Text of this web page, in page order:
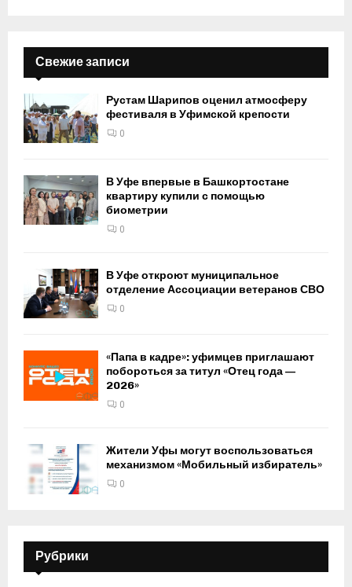
Свежие записи
Рустам Шарипов оценил атмосферу
фестиваля в Уфимской крепости
0
В Уфе впервые в Башкортостане
квартиру купили с помощью
биометрии
0
В Уфе откроют муниципальное
отделение Ассоциации ветеранов СВО
0
«Папа в кадре»: уфимцев приглашают
побороться за титул «Отец года —
2026»
0
Жители Уфы могут воспользоваться
механизмом «Мобильный избиратель»
0
Рубрики